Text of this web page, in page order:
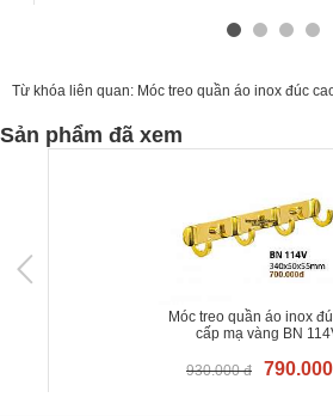
Từ khóa liên quan: Móc treo quần áo inox đúc
Sản phẩm đã xem
Móc treo quần áo inox
cấp mạ vàng BN
930.000 đ